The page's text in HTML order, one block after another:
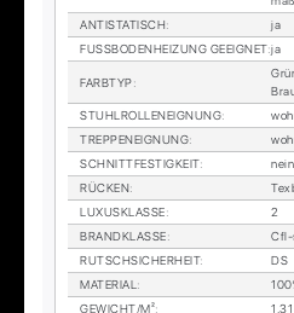
AN­TI­STA­TISCH:
ja
FUSS­BO­DEN­HEI­ZUNG GE­EIG­NET:ja
FARB­TYP:
STUHL­ROL­LEN­EIG­NUNG:
TREP­PEN­EIG­NUNG:
SCHNITT­FES­TIG­KEIT:
nein
RÜ­CKEN:
LU­XUS­KLAS­SE:
2
BRAND­KLAS­SE:
Cfl-
RUTSCH­SI­CHER­HEIT:
DS
MA­TE­RI­AL:
GE­WICHT/M²:
1,31